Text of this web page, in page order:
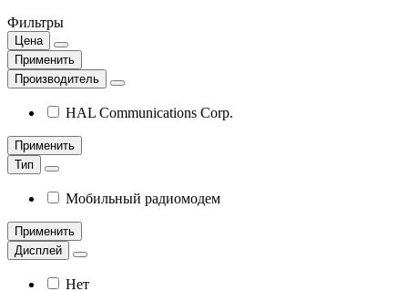
Фильтры
Цена
Применить
Производитель
HAL Communications Corp.
Применить
Тип
Мобильный радиомодем
Применить
Дисплей
Нет